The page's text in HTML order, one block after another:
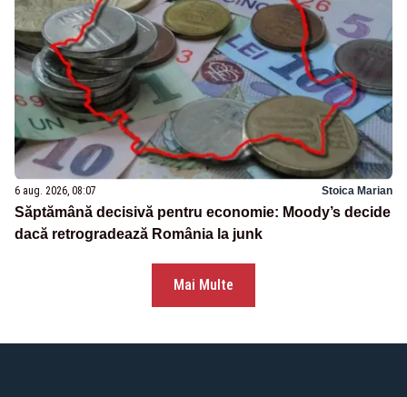
6 aug. 2026, 08:07 Stoica Marian
Săptămână decisivă pentru economie: Moody’s decide
dacă retrogradează România la junk
Mai Multe